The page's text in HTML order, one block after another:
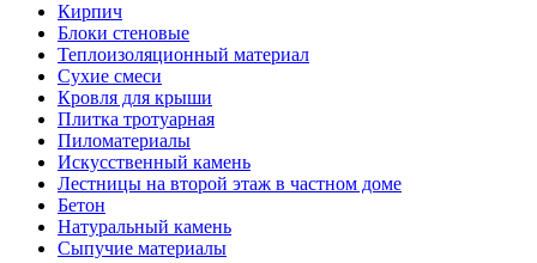
Кирпич
Блоки стеновые
Теплоизоляционный материал
Сухие смеси
Кровля для крыши
Плитка тротуарная
Пиломатериалы
Искусственный камень
Лестницы на второй этаж в частном доме
Бетон
Натуральный камень
Сыпучие материалы